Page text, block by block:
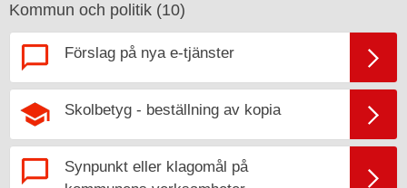
Kommun och politik (10)
Förslag på nya e-tjänster
Skolbetyg - beställning av kopia
Synpunkt eller klagomål på